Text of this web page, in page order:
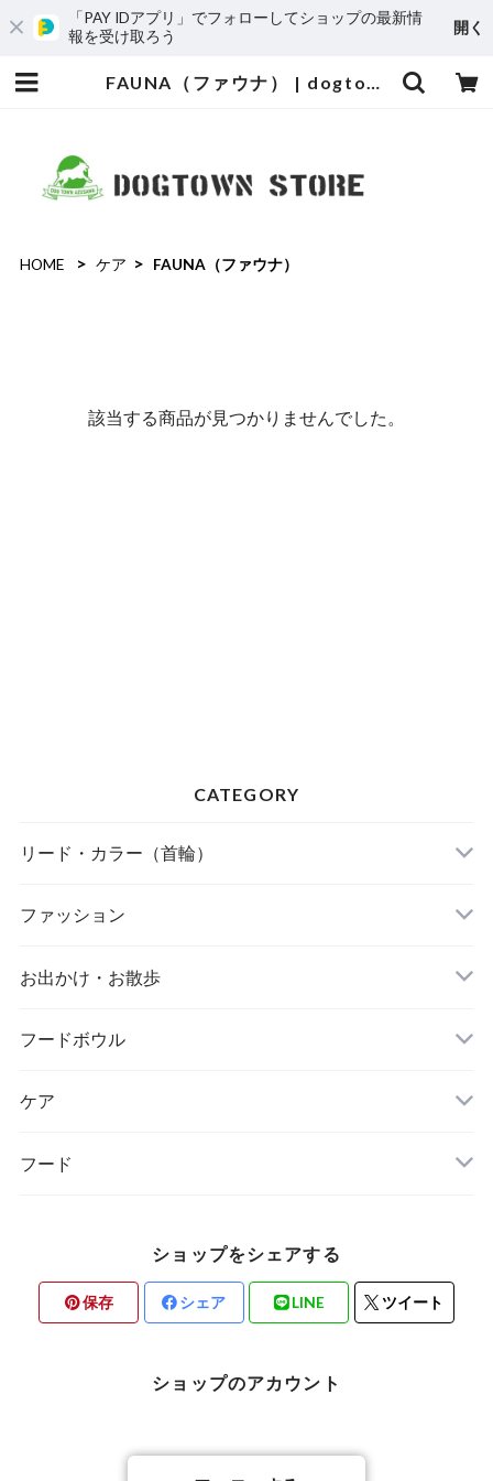
「PAY IDアプリ」でフォローしてショップの最新情
報を受け取ろう
開く
FAUNA（ファウナ） | dogtown.store
HOME ケア FAUNA（ファウナ）
該当する商品が見つかりませんでした。
CATEGORY
リード・カラー（首輪）
FOUND MY ANIMAL（ファウンドマイアニマ
ファッション
A BIENTOT!（アビエント）
お出かけ・お散歩
FOUND MY ANIMAL（ファウンドマイアニマ
フードボウル
ケア
フード
ショップをシェアする
保存 シェア LINE ツイート
ショップのアカウント